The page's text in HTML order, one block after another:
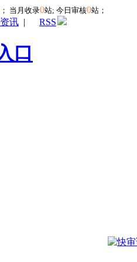
当月收录0站; 今日审核0站；
讯 | RSS
口